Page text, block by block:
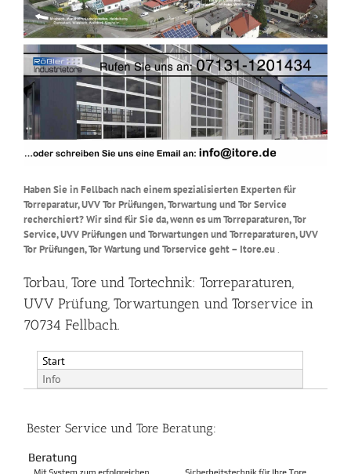
Haben Sie in Fellbach nach einem spezialisierten Experten für
Torreparatur, UVV Tor Prüfungen, Torwartung und Tor Service
recherchiert? Wir sind für Sie da, wenn es um Torreparaturen, Tor
Service, UVV Prüfungen und Torwartungen und Torreparaturen, UVV
Tor Prüfungen, Tor Wartung und Torservice geht – Itore.eu.
Torbau, Tore und Tortechnik: Torreparaturen,
UVV Prüfung, Torwartungen und Torservice in
70734 Fellbach.
Start
Info
Bester Service und Tore Beratung: